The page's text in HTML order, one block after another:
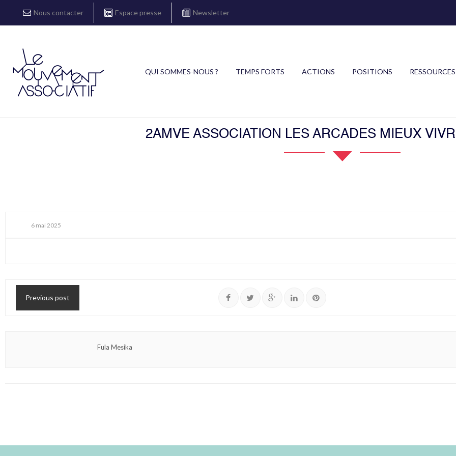
Nous contacter Espace presse Newsletter
QUI SOMMES-NOUS ? TEMPS FORTS ACTIONS POSITIONS RESSOURCES
2AMVE ASSOCIATION LES ARCADES MIEUX
6 mai 2025
Previous post
Fula Mesika